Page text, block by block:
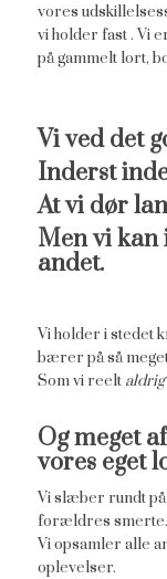
vores
vi holder fast . Vi
på gammelt lort,
Vi ved det
Inderst
At vi dør
Men vi kan
andet.
Vi holder i stedet
bærer på så
Som vi reelt aldrig
Og meget
vores eget
Vi slæber rundt
forældres smerte.
Vi opsamler alle
oplevelser.